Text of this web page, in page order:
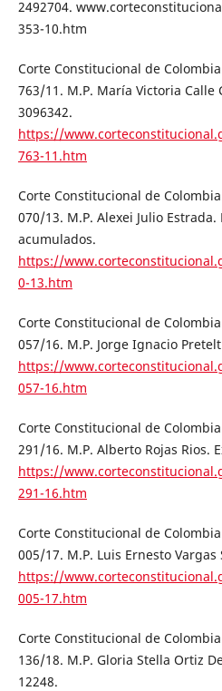
2492704.
353-10.htm
Corte Constitucional de
763/11. M.P. María Victoria Calle
3096342.
https://
763-11.htm
Corte Constitucional de
070/13. M.P. Alexei Julio
acumulados.
https://
0-13.htm
Corte Constitucional de
057/16. M.P. Jorge Ignacio
https://
057-16.htm
Corte Constitucional de
291/16. M.P. Alberto Rojas Rios.
https://
291-16.htm
Corte Constitucional de
005/17. M.P. Luis Ernesto
https://
005-17.htm
Corte Constitucional de
136/18. M.P. Gloria Stella Ortiz
12248.